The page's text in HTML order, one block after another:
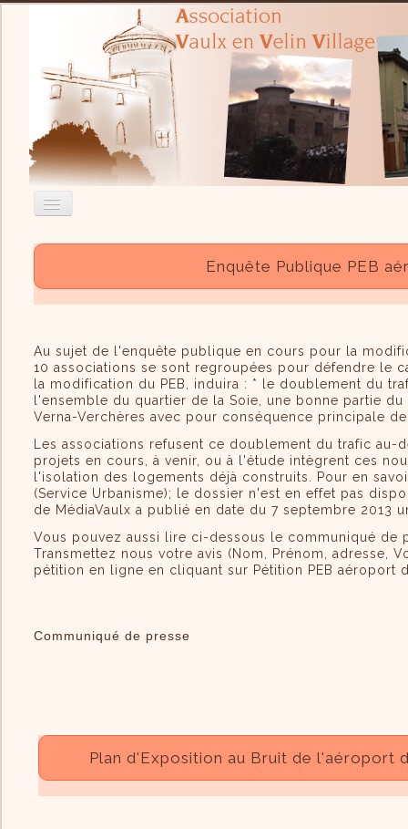
Nous contacter
Actualité
L'Association
Le Village
Infos Pratiques
Le livre
Enquête Publique PEB
Au sujet de l'enquête publique en cours pour la
10 associations se sont regroupées pour défendre le
la modification du PEB, induira : * le doublement du
l'ensemble du quartier de la Soie, une bonne partie
Verna-Verchères avec pour conséquence principale
Les associations refusent ce doublement du trafic
projets en cours, à venir, ou à l'étude intègrent ces
l'isolation des logements déjà construits. Pour en
(Service Urbanisme); le dossier n'est en effet pas
de MédiaVaulx a publié en date du 7 septembre 2013
Vous pouvez aussi lire ci-dessous le communiqué
Transmettez nous votre avis (Nom, Prénom, adresse,
pétition en ligne en cliquant sur Pétition PEB aéroport
Communiqué de presse
Plan d'Exposition au Bruit de l'aéroport